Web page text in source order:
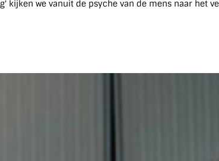
kijken we vanuit de psyche van de mens naar het